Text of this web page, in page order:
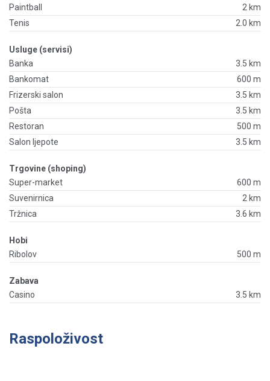
Paintball
2 km
Tenis
2.0 km
Usluge (servisi)
Banka
3.5 km
Bankomat
600 m
Frizerski salon
3.5 km
Pošta
3.5 km
Restoran
500 m
Salon ljepote
3.5 km
Trgovine (shoping)
Super-market
600 m
Suvenirnica
2 km
Tržnica
3.6 km
Hobi
Ribolov
500 m
Zabava
Casino
3.5 km
Raspoloživost